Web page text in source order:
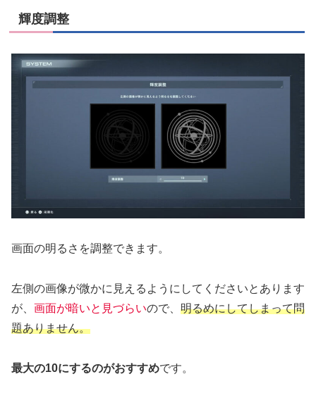
輝度調整
画面の明るさを調整できます。
左側の画像が微かに見えるようにしてくださいとあります
が、 画面が暗いと見づらいので、 明るめにしてしまって問
題ありません。
最大の10にするのがおすすめです。